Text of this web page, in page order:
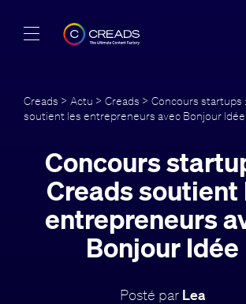
Offres
À propos
Guide
Creads > Actu > Creads > Concours startups
soutient les entrepreneurs avec Bonjour Idée
Concours
Creads soutient
entrepreneurs
Bonjour Idée
Posté par Lea